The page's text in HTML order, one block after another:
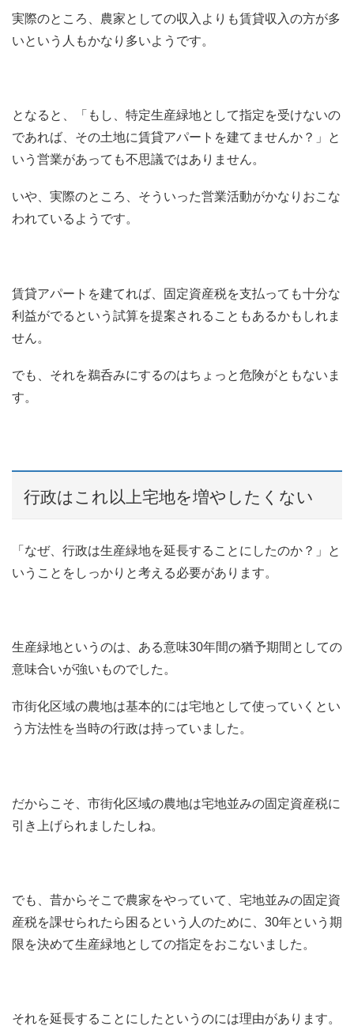
実際のところ、農家としての収入よりも賃貸収入の方が多
いという人もかなり多いようです。
となると、「もし、特定生産緑地として指定を受けないの
であれば、その土地に賃貸アパートを建てませんか？」と
いう営業があっても不思議ではありません。
いや、実際のところ、そういった営業活動がかなりおこな
われているようです。
賃貸アパートを建てれば、固定資産税を支払っても十分な
利益がでるという試算を提案されることもあるかもしれま
せん。
でも、それを鵜呑みにするのはちょっと危険がともないま
す。
行政はこれ以上宅地を増やしたくない
「なぜ、行政は生産緑地を延長することにしたのか？」と
いうことをしっかりと考える必要があります。
生産緑地というのは、ある意味30年間の猶予期間としての
意味合いが強いものでした。
市街化区域の農地は基本的には宅地として使っていくとい
う方法性を当時の行政は持っていました。
だからこそ、市街化区域の農地は宅地並みの固定資産税に
引き上げられましたしね。
でも、昔からそこで農家をやっていて、宅地並みの固定資
産税を課せられたら困るという人のために、30年という期
限を決めて生産緑地としての指定をおこないました。
それを延長することにしたというのには理由があります。